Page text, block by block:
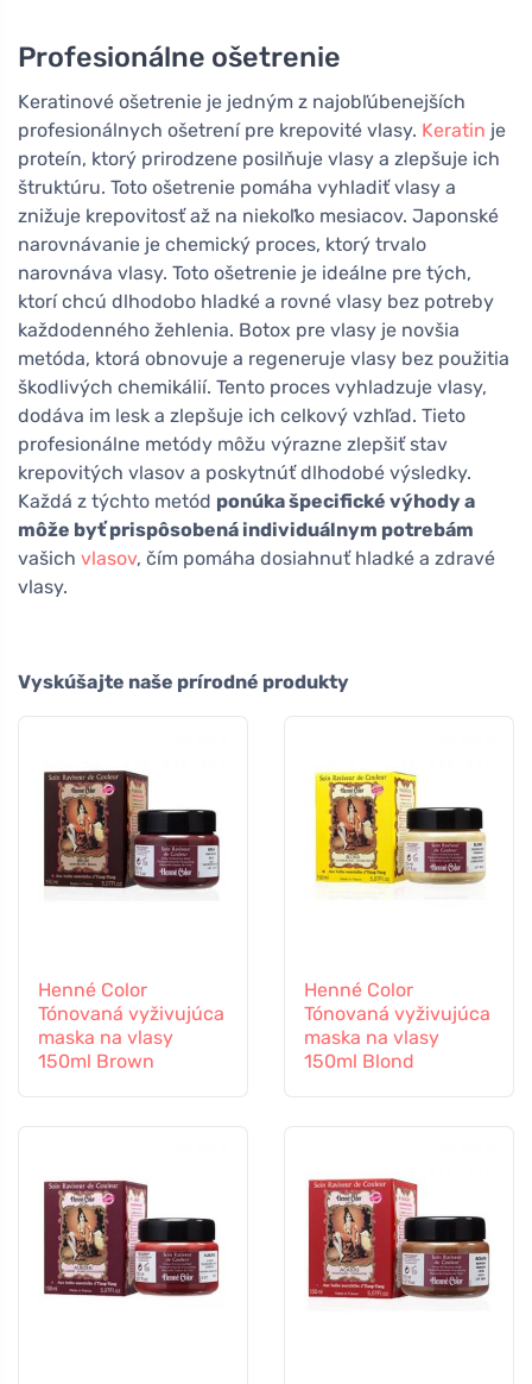
Profesionálne ošetrenie
Keratinové ošetrenie je jedným z najobľúbenejších
profesionálnych ošetrení pre krepovité vlasy. Keratin je
proteín, ktorý prirodzene posilňuje vlasy a zlepšuje ich
štruktúru. Toto ošetrenie pomáha vyhladiť vlasy a
znižuje krepovitosť až na niekoľko mesiacov. Japonské
narovnávanie je chemický proces, ktorý trvalo
narovnáva vlasy. Toto ošetrenie je ideálne pre tých,
ktorí chcú dlhodobo hladké a rovné vlasy bez potreby
každodenného žehlenia. Botox pre vlasy je novšia
metóda, ktorá obnovuje a regeneruje vlasy bez použitia
škodlivých chemikálií. Tento proces vyhladzuje vlasy,
dodáva im lesk a zlepšuje ich celkový vzhľad. Tieto
profesionálne metódy môžu výrazne zlepšiť stav
krepovitých vlasov a poskytnúť dlhodobé výsledky.
Každá z týchto metód ponúka špecifické výhody a
môže byť prispôsobená individuálnym potrebám
vašich vlasov, čím pomáha dosiahnuť hladké a zdravé
vlasy.
Vyskúšajte naše prírodné produkty
Henné Color
Tónovaná vyživujúca
maska na vlasy
150ml Brown
Henné Color
Tónovaná vyživujúca
maska na vlasy
150ml Blond